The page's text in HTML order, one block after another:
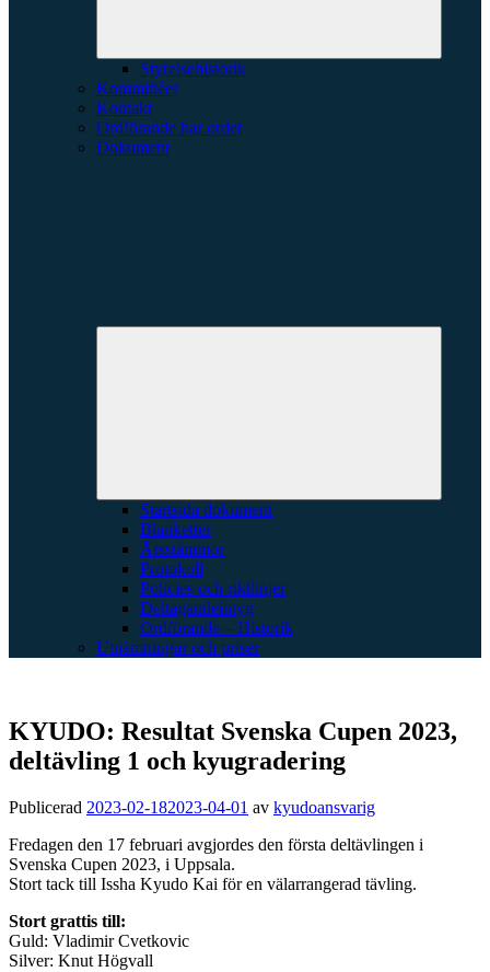
Styrelsehistorik
Kommittéer
Kontakt
Ordförande har ordet
Dokument
Startsida dokument
Blanketter
Årsstämmor
Protokoll
Policies och riktlinjer
Deltagandeintyg
Ordförande – Historik
Utnämningar och priser
KYUDO: Resultat Svenska Cupen 2023,
deltävling 1 och kyugradering
Publicerad 2023-02-182023-04-01 av kyudoansvarig
Fredagen den 17 februari avgjordes den första deltävlingen i
Svenska Cupen 2023, i Uppsala.
Stort tack till Issha Kyudo Kai för en välarrangerad tävling.
Stort grattis till:
Guld: Vladimir Cvetkovic
Silver: Knut Högvall